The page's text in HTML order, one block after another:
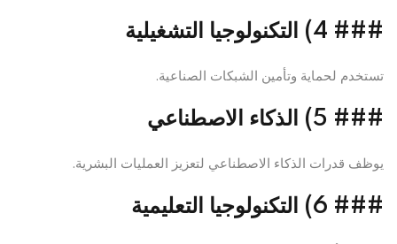
### 4) التكنولوجيا التشغيلية
تستخدم لحماية وتأمين الشبكات الصناعية.
### 5) الذكاء الاصطناعي
يوظف قدرات الذكاء الاصطناعي لتعزيز العمليات البشرية.
### 6) التكنولوجيا التعليمية